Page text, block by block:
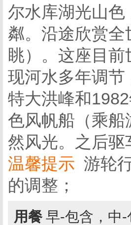
尔水库湖光山
粼。沿途欣赏
眺）。这座目
现河水多年调
特大洪峰和
色风帆船（乘
然风光。之后
温馨提示 游轮
的调整；
用餐 早-包含，中